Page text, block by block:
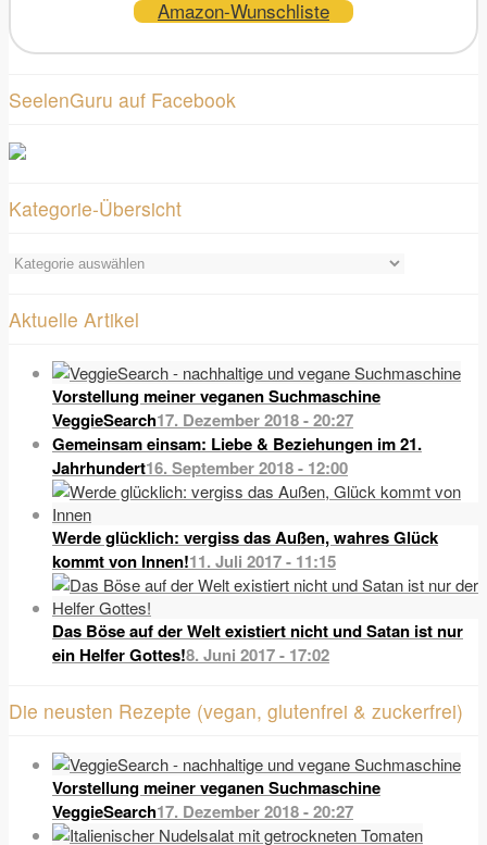
Amazon-Wunschliste
SeelenGuru auf Facebook
Kategorie-Übersicht
Kategorie-
Aktuelle Artikel
Vorstellung meiner veganen Suchmaschine
VeggieSearch17. Dezember 2018 - 20:27
Gemeinsam einsam: Liebe & Beziehungen im 21.
Jahrhundert16. September 2018 - 12:00
Werde glücklich: vergiss das Außen, wahres Glück
kommt von Innen!11. Juli 2017 - 11:15
Das Böse auf der Welt existiert nicht und Satan ist nur
ein Helfer Gottes!8. Juni 2017 - 17:02
Die neusten Rezepte (vegan, glutenfrei & zuckerfrei)
Vorstellung meiner veganen Suchmaschine
VeggieSearch17. Dezember 2018 - 20:27